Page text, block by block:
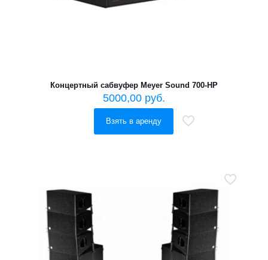
Концертный сабвуфер Meyer Sound 700-HP
5000,00 руб.
Взять в аренду